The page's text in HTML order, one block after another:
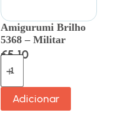
Amigurumi Brilho
5368 – Militar
€5.10
Adicionar